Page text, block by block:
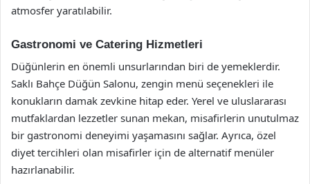
atmosfer yaratılabilir.
Gastronomi ve Catering Hizmetleri
Düğünlerin en önemli unsurlarından biri de yemeklerdir.
Saklı Bahçe Düğün Salonu, zengin menü seçenekleri ile
konukların damak zevkine hitap eder. Yerel ve uluslararası
mutfaklardan lezzetler sunan mekan, misafirlerin unutulmaz
bir gastronomi deneyimi yaşamasını sağlar. Ayrıca, özel
diyet tercihleri olan misafirler için de alternatif menüler
hazırlanabilir.